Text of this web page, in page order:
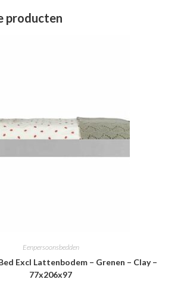
producten
Eenpersoonsbedden
Excl Lattenbodem – Grenen – Clay –
77x206x97